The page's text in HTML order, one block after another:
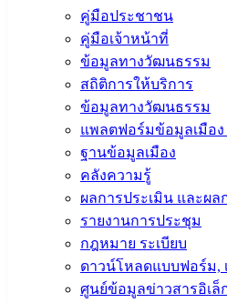
คู่มือประชาชน
คู่มือเจ้าหน้าที่
ข้อมูลทางวัฒนธรรม
สถิติการให้บริการ
ข้อมูลทางวัฒนธรรม
แพลตฟอร์มข้อมูลเมือง
ฐานข้อมูลเมือง
คลังความรู้
ผลการประเมิน และผล
รายงานการประชุม
กฎหมาย ระเบียบ
ดาวน์โหลดแบบฟอร์ม,
ศูนย์ข้อมูลข่าวสารอิเล็
ดาวน์โหลด
แบบ
ฟอร์ม,
เอกสาร
คู่มือ
สำหรับ
ประชาชน/
คู่มือการ
ปฏิบัติ
งาน
ข่าวสาร
น่ารู้